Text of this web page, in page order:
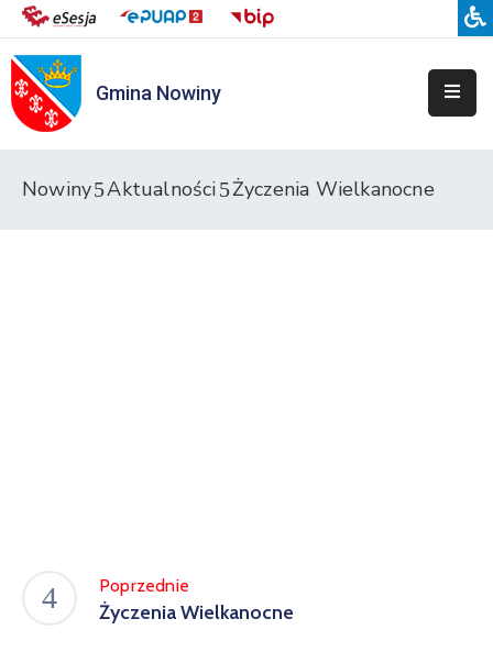
Gmina Nowiny
Liceum
Sportowe
Samorządowe
Zespół
Placówek
Nowiny Aktualności Życzenia Wielkanocne
Poprzednie
Życzenia Wielkanocne